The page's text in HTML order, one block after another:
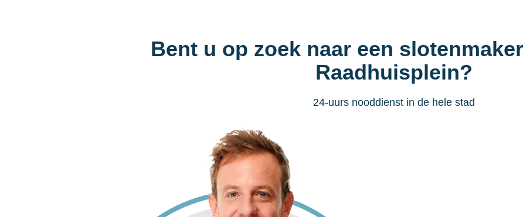
Bent u op zoek naar een
Raadhuisplein?
24-uurs nooddienst in de hele stad